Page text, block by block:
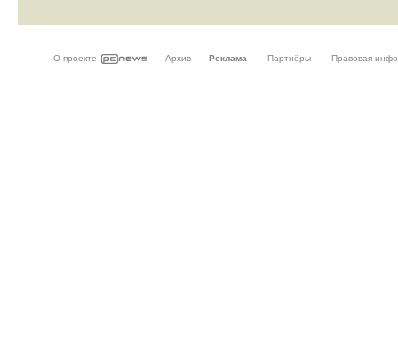
О проекте Архив Реклама Партнёры Правовая